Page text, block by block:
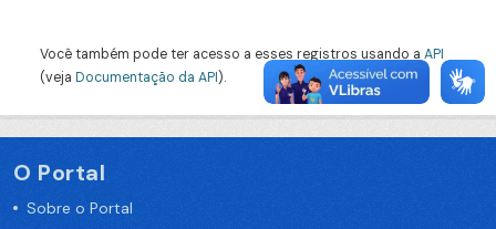
Você também pode ter acesso a esses registros usando a API
(veja Documentação da API).
O Portal
Sobre o Portal